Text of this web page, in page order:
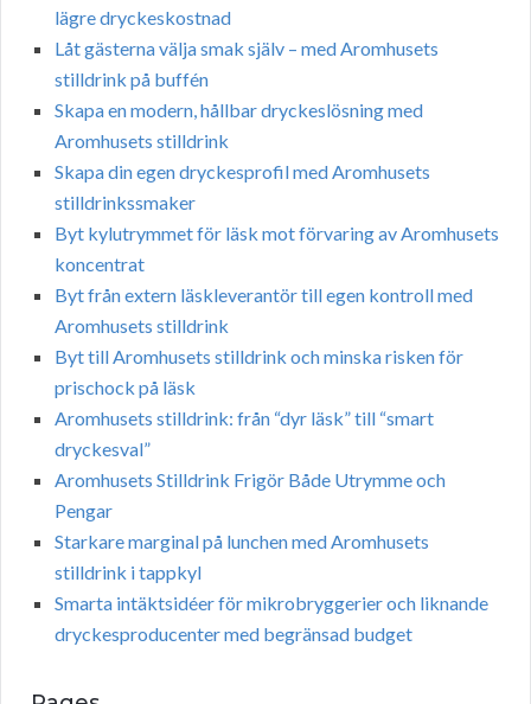
lägre dryckeskostnad
Låt gästerna välja smak själv – med Aromhusets
stilldrink på buffén
Skapa en modern, hållbar dryckeslösning med
Aromhusets stilldrink
Skapa din egen dryckesprofil med Aromhusets
stilldrinkssmaker
Byt kylutrymmet för läsk mot förvaring av Aromhusets
koncentrat
Byt från extern läskleverantör till egen kontroll med
Aromhusets stilldrink
Byt till Aromhusets stilldrink och minska risken för
prischock på läsk
Aromhusets stilldrink: från “dyr läsk” till “smart
dryckesval”
Aromhusets Stilldrink Frigör Både Utrymme och
Pengar
Starkare marginal på lunchen med Aromhusets
stilldrink i tappkyl
Smarta intäktsidéer för mikrobryggerier och liknande
dryckesproducenter med begränsad budget